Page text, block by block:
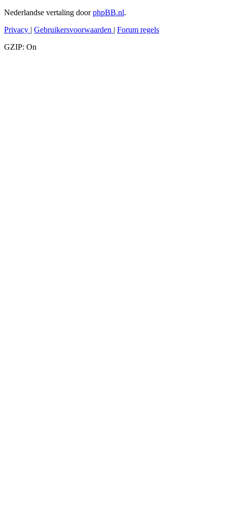
Nederlandse vertaling doorphpBB.nl.
Privacy | Gebruikersvoorwaarden | Forum regels
GZIP: On